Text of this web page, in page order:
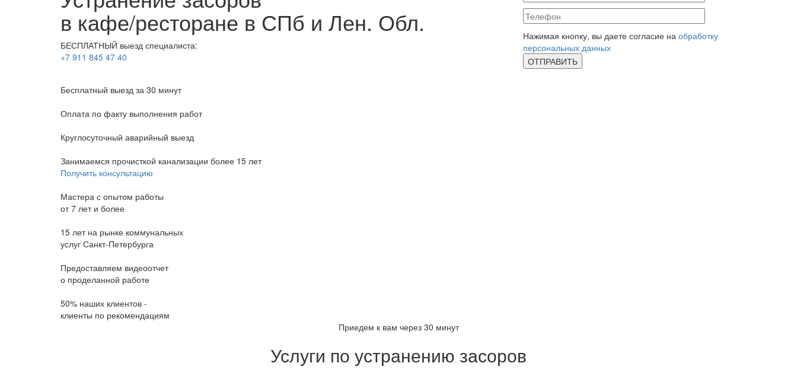
в кафе/ресторане в СПб и Лен. Обл.
БЕСПЛАТНЫЙ выезд специалиста:
+7 911 845 47 40
Бесплатный выезд за 30 минут
Оплата по факту выполнения работ
Круглосуточный аварийный выезд
Занимаемся прочисткой канализации более 15 лет
Получить консультацию
Нажимая кнопку, вы даете согласие на обработку
персональных данных
Мастера с опытом работы
от 7 лет и более
15 лет на рынке коммунальных
услуг Санкт-Петербурга
Предоставляем видеоотчет
о проделанной работе
50% наших клиентов -
клиенты по рекомендациям
Приедем к вам через 30 минут
Услуги по устранению засоров